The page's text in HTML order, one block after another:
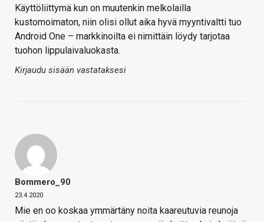
Käyttöliittymä kun on muutenkin melkolailla
kustomoimaton, niin olisi ollut aika hyvä myyntivaltti tuo
Android One – markkinoilta ei nimittäin löydy tarjotaa
tuohon lippulaivaluokasta.
Kirjaudu sisään vastataksesi
Bommero_90
23.4.2020
Mie en oo koskaa ymmärtäny noita kaareutuvia reunoja